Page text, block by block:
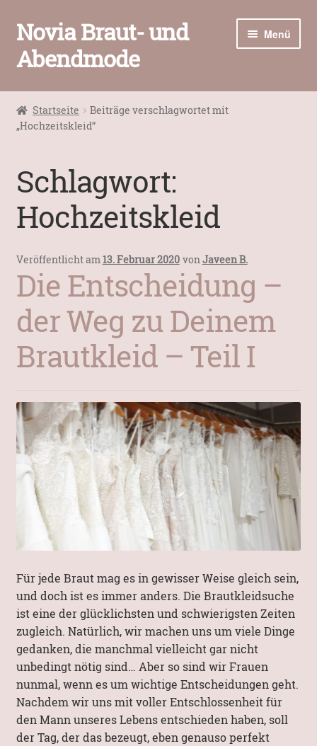
Zur
Navigation
springen
Zum
Inhalt
springen
Novia Braut- und
Abendmode
Menü
Home
Brautmode
Abendmode
Accessoires
Warenkorb
Kasse
Mein Konto
Startseite
Beiträge verschlagwortet mit
„Hochzeitskleid“
Schlagwort:
Hochzeitskleid
Veröffentlicht am13. Februar 2020 vonJaveen B.
Die Entscheidung –
der Weg zu Deinem
Brautkleid – Teil I
Für jede Braut mag es in gewisser Weise gleich sein,
und doch ist es immer anders. Die Brautkleidsuche
ist eine der glücklichsten und schwierigsten Zeiten
zugleich. Natürlich, wir machen uns um viele Dinge
gedanken, die manchmal vielleicht gar nicht
unbedingt nötig sind… Aber so sind wir Frauen
nunmal, wenn es um wichtige Entscheidungen geht.
Nachdem wir uns mit voller Entschlossenheit für
den Mann unseres Lebens entschieden haben, soll
der Tag, der das bezeugt, eben genauso perfekt